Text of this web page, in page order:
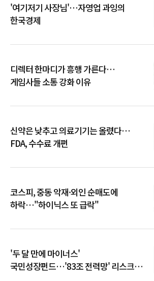
'여기저기 사장님'…자영업 과잉의
한국경제
디렉터 한마디가 흥행 가른다…
게임사들 소통 강화 이유
신약은 낮추고 의료기기는 올렸다…
FDA, 수수료 개편
코스피, 중동 악재·외인 순매도에
하락…"하이닉스 또 급락"
'두 달 만에 마이너스'
국민성장펀드…'83조 전력망' 리스크